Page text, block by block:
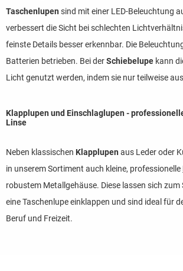
Taschenlupen sind mit einer LED-Beleuchtung
verbessert die Sicht bei schlechten
feinste Details besser erkennbar. Die
Batterien betrieben. Bei derSchiebelupe kann
Licht genutzt werden, indem sie nur teilweise
Klapplupen und Einschlaglupen -
Linse
Neben klassischen Klapplupen aus Leder oder
in unserem Sortiment auch kleine, professionelle
robustem Metallgehäuse. Diese lassen sich zum
eine Taschenlupe einklappen und sind ideal für
Beruf und Freizeit.